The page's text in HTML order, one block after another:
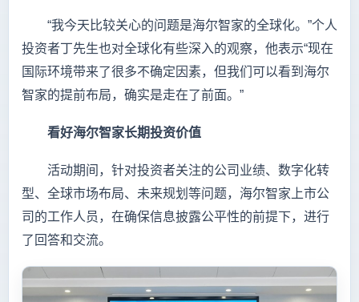
“我今天比较关心的问题是海尔智家的全球化。”个人
投资者丁先生也对全球化有些深入的观察，他表示“现在
国际环境带来了很多不确定因素，但我们可以看到海尔
智家的提前布局，确实是走在了前面。”
看好海尔智家长期投资价值
活动期间，针对投资者关注的公司业绩、数字化转
型、全球市场布局、未来规划等问题，海尔智家上市公
司的工作人员，在确保信息披露公平性的前提下，进行
了回答和交流。